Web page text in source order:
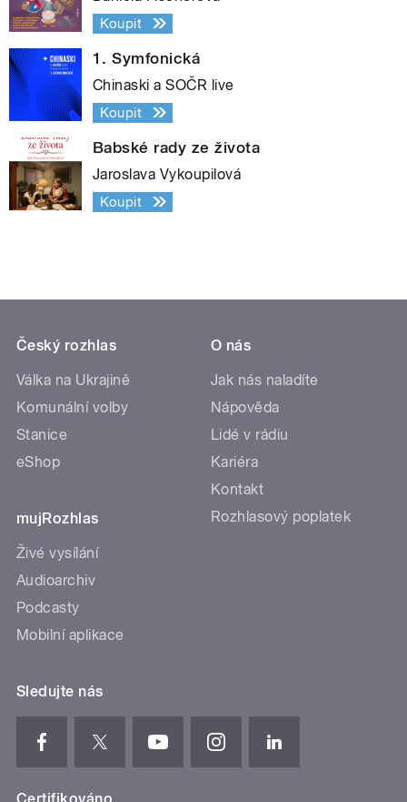
Koupit
1. Symfonická
Chinaski a SOČR live
Koupit
Babské rady ze života
Jaroslava Vykoupilová
Koupit
Český rozhlas
Válka na Ukrajině
Komunální volby
Stanice
eShop
mujRozhlas
Živé vysílání
Audioarchiv
Podcasty
Mobilní aplikace
O nás
Jak nás naladíte
Nápověda
Lidé v rádiu
Kariéra
Kontakt
Rozhlasový poplatek
Sledujte nás